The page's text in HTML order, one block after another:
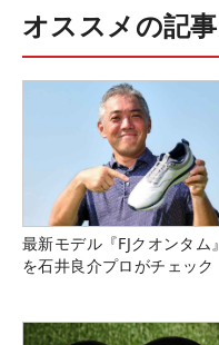
オススメの記事
最新モデル『FJクオンタム』
を石井良介プロがチェック